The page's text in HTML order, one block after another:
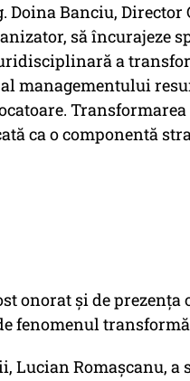
Doina Banciu, Director
să încurajeze
a
managementului
ca o componentă
onorat şi de
fenomenul
Lucian Romașcanu,